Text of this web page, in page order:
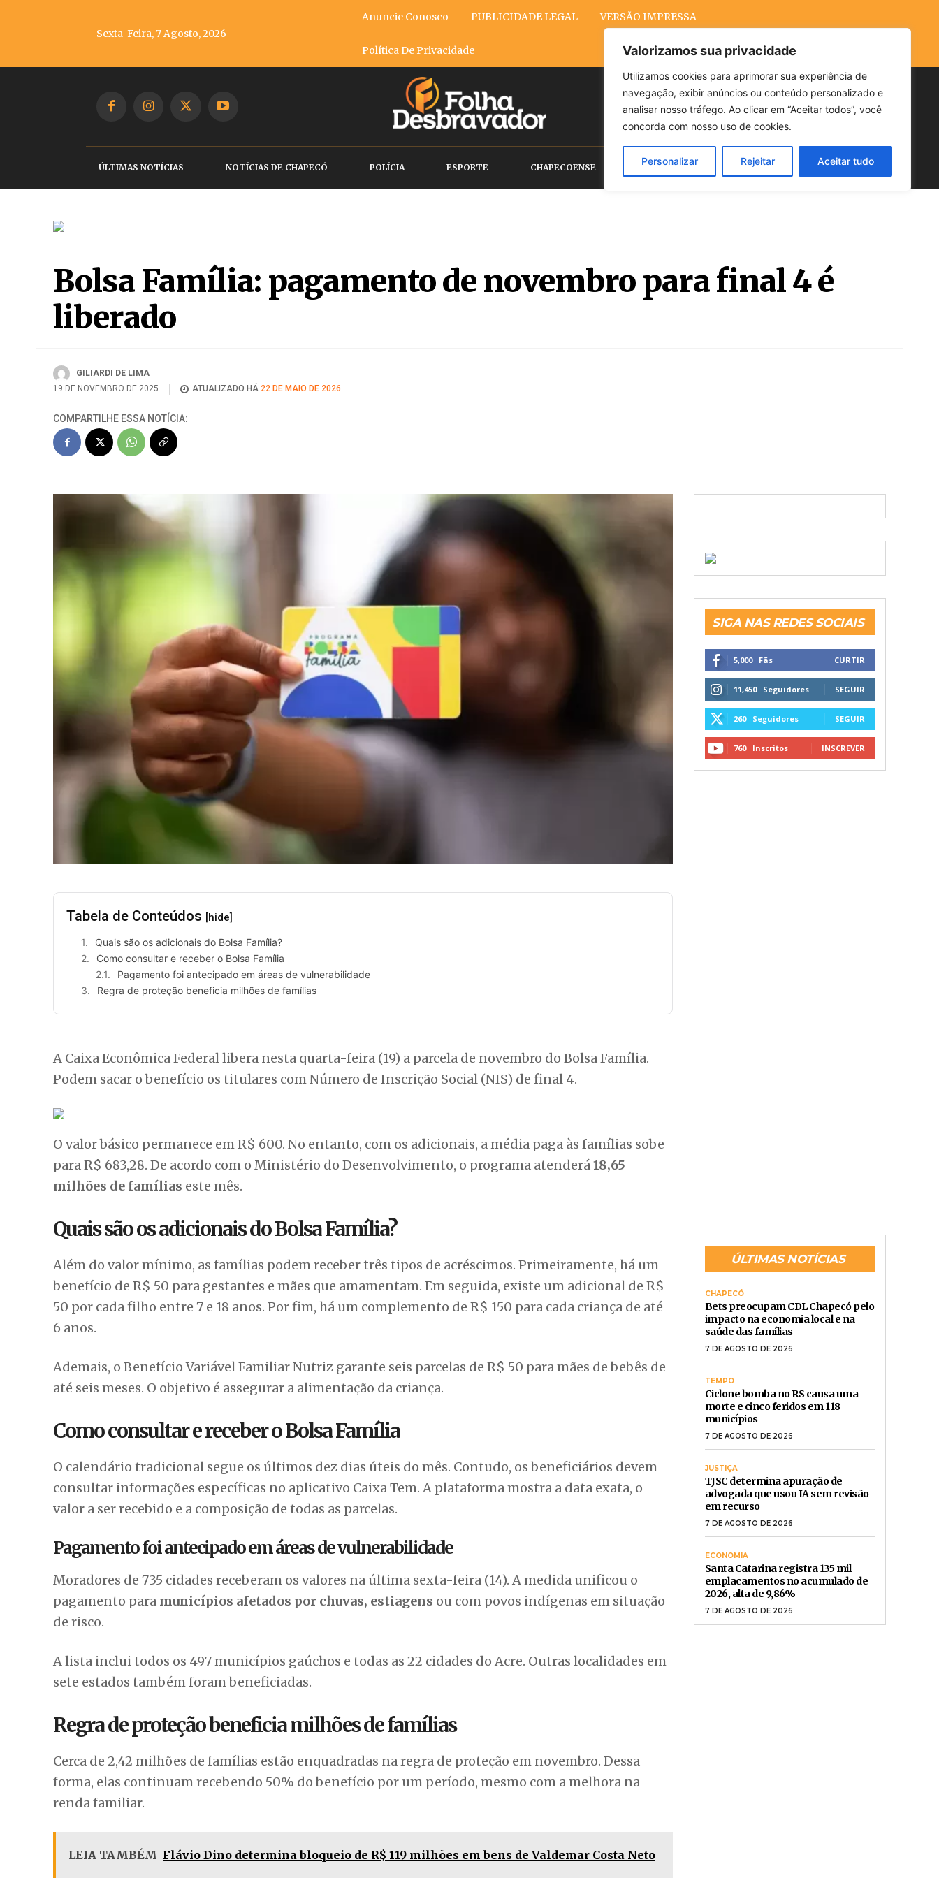
Valorizamos sua privacidade
Utilizamos cookies para aprimorar sua experiência de
navegação, exibir anúncios ou conteúdo personalizado e
analisar nosso tráfego. Ao clicar em “Aceitar todos”, você
concorda com nosso uso de cookies.
Personalizar Rejeitar Aceitar tudo
Sexta-Feira, 7 Agosto, 2026
Anuncie Conosco PUBLICIDADE LEGAL VERSÃO IMPRESSA
Política De Privacidade
Buscar
ÚLTIMAS NOTÍCIAS NOTÍCIAS DE CHAPECÓ POLÍCIA ESPORTE CHAPECOENSE POLÍTICA CLIMA ECONOMIA
Bolsa Família: pagamento de novembro para final 4 é
liberado
GILIARDI DE LIMA
19 DE NOVEMBRO DE 2025
ATUALIZADO HÁ 22 DE MAIO DE 2026
COMPARTILHE ESSA NOTÍCIA:
Tabela de Conteúdos [hide]
Quais são os adicionais do Bolsa Família?
Como consultar e receber o Bolsa Família
Pagamento foi antecipado em áreas de vulnerabilidade
Regra de proteção beneficia milhões de famílias
A Caixa Econômica Federal libera nesta quarta-feira (19) a parcela de novembro do Bolsa Família.
Podem sacar o benefício os titulares com Número de Inscrição Social (NIS) de final 4.
O valor básico permanece em R$ 600. No entanto, com os adicionais, a média paga às famílias sobe
para R$ 683,28. De acordo com o Ministério do Desenvolvimento, o programa atenderá18,65
milhões de famílias este mês.
Quais são os adicionais do Bolsa Família?
Além do valor mínimo, as famílias podem receber três tipos de acréscimos. Primeiramente, há um
benefício de R$ 50 para gestantes e mães que amamentam. Em seguida, existe um adicional de R$
50 por cada filho entre 7 e 18 anos. Por fim, há um complemento de R$ 150 para cada criança de até
6 anos.
Ademais, o Benefício Variável Familiar Nutriz garante seis parcelas de R$ 50 para mães de bebês de
até seis meses. O objetivo é assegurar a alimentação da criança.
Como consultar e receber o Bolsa Família
O calendário tradicional segue os últimos dez dias úteis do mês. Contudo, os beneficiários devem
consultar informações específicas no aplicativo Caixa Tem. A plataforma mostra a data exata, o
valor a ser recebido e a composição de todas as parcelas.
Pagamento foi antecipado em áreas de vulnerabilidade
Moradores de 735 cidades receberam os valores na última sexta-feira (14). A medida unificou o
pagamento para municípios afetados por chuvas, estiagens ou com povos indígenas em situação
de risco.
A lista inclui todos os 497 municípios gaúchos e todas as 22 cidades do Acre. Outras localidades em
sete estados também foram beneficiadas.
Regra de proteção beneficia milhões de famílias
Cerca de 2,42 milhões de famílias estão enquadradas na regra de proteção em novembro. Dessa
forma, elas continuam recebendo 50% do benefício por um período, mesmo com a melhora na
renda familiar.
LEIA TAMBÉM Flávio Dino determina bloqueio de R$ 119 milhões em bens de Valdemar Costa Neto
SIGA NAS REDES SOCIAIS
5,000 Fãs CURTIR
11,450 Seguidores SEGUIR
260 Seguidores SEGUIR
760 Inscritos INSCREVER
ÚLTIMAS NOTÍCIAS
CHAPECÓ
Bets preocupam CDL Chapecó pelo
impacto na economia local e na
saúde das famílias
7 DE AGOSTO DE 2026
TEMPO
Ciclone bomba no RS causa uma
morte e cinco feridos em 118
municípios
7 DE AGOSTO DE 2026
JUSTIÇA
TJSC determina apuração de
advogada que usou IA sem revisão
em recurso
7 DE AGOSTO DE 2026
ECONOMIA
Santa Catarina registra 135 mil
emplacamentos no acumulado de
2026, alta de 9,86%
7 DE AGOSTO DE 2026